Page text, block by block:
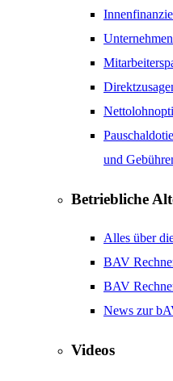
und
Betriebliche
Alles über
BAV
BAV
News zur
Videos